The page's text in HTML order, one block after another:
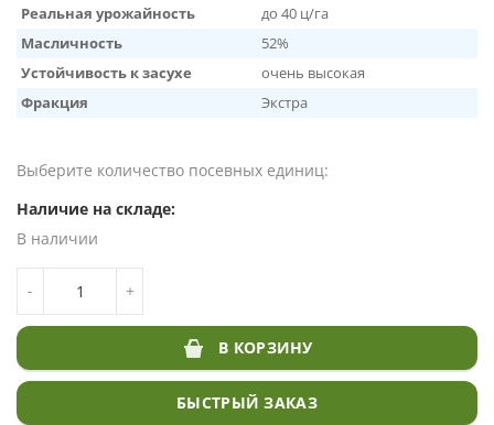
Реальная урожайность
до 40 ц/га
Масличность
52%
Устойчивость к засухе
очень высокая
Фракция
Экстра
Выберите количество посевных единиц:
Наличие на складе:
В наличии
-
ГРАНСТАР +
В КОРЗИНУ
БЫСТРЫЙ ЗАКАЗ